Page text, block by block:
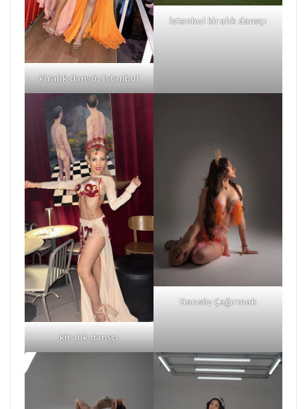
kiralık dansöz istanbul
istanbul kiralık dansçı
kiralık dansçı
Dansöz Çağırmak